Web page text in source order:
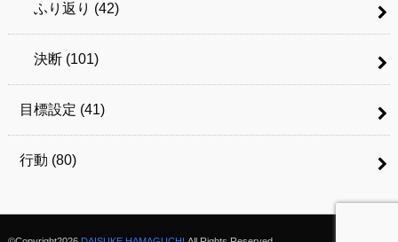
ふり返り (42)
決断 (101)
目標設定 (41)
行動 (80)